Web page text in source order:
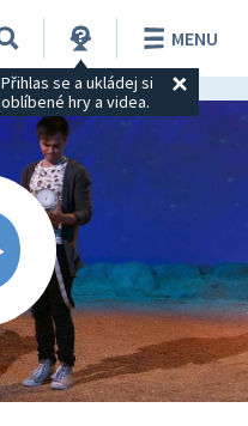
Přihlas se a ukládej si
oblíbené hry a videa.
MENU